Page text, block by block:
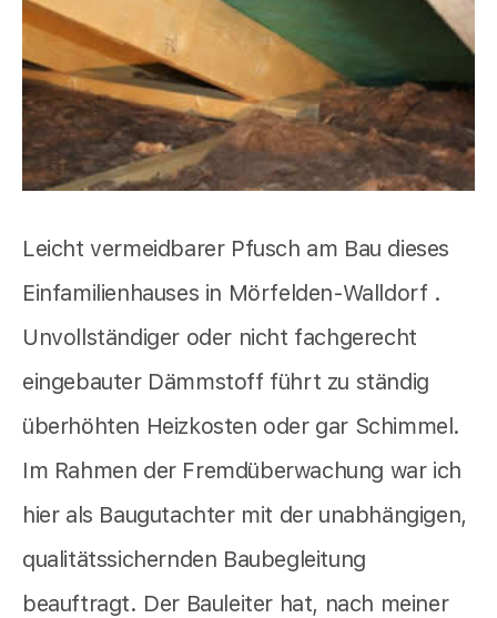
Leicht vermeidbarer Pfusch am Bau dieses
Einfamilienhauses in Mörfelden-Walldorf .
Unvollständiger oder nicht fachgerecht
eingebauter Dämmstoff führt zu ständig
überhöhten Heizkosten oder gar Schimmel.
Im Rahmen der Fremdüberwachung war ich
hier als Baugutachter mit der unabhängigen,
qualitätssichernden Baubegleitung
beauftragt. Der Bauleiter hat, nach meiner